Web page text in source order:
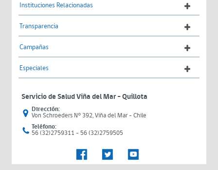
Instituciones Relacionadas
Transparencia
Campañas
Especiales
Servicio de Salud Viña del Mar – Quillota
Dirección:
Von Schroeders N° 392, Viña del Mar - Chile
Teléfono:
56 (32)2759311 - 56 (32)2759505